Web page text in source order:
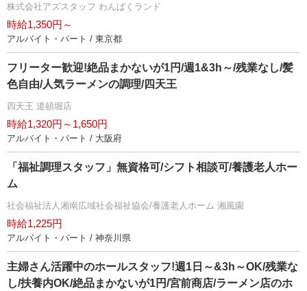
株式会社アズスタッフ わんぱくランド
時給1,350円～
アルバイト・パート / 東京都
フリーター歓迎!絶品まかないが1円/週1&3h～/残業なし/髪
色自由/人気ラーメンの調理/四天王
四天王 道頓堀店
時給1,320円～1,650円
アルバイト・パート / 大阪府
「福祉調理スタッフ」無資格可/シフト相談可/養護老人ホー
ム
社会福祉法人湘南広域社会福祉協会/養護老人ホーム 湘風園
時給1,225円
アルバイト・パート / 神奈川県
主婦さん活躍中のホールスタッフ!週1日～&3h～OK/残業な
し/扶養内OK/絶品まかないが1円/宮前商店/ラーメン店のホ